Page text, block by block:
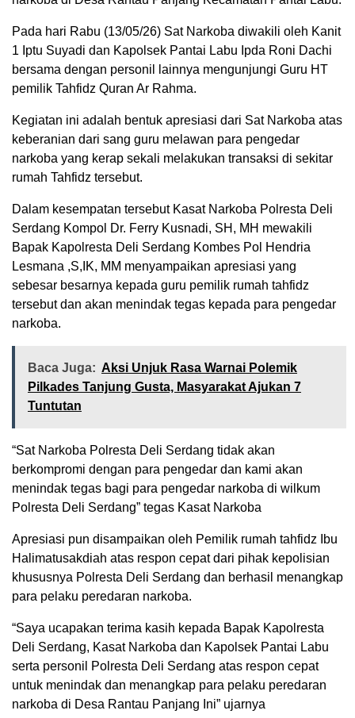
Pada hari Rabu (13/05/26) Sat Narkoba diwakili oleh Kanit
1 Iptu Suyadi dan Kapolsek Pantai Labu Ipda Roni Dachi
bersama dengan personil lainnya mengunjungi Guru HT
pemilik Tahfidz Quran Ar Rahma.
Kegiatan ini adalah bentuk apresiasi dari Sat Narkoba atas
keberanian dari sang guru melawan para pengedar
narkoba yang kerap sekali melakukan transaksi di sekitar
rumah Tahfidz tersebut.
Dalam kesempatan tersebut Kasat Narkoba Polresta Deli
Serdang Kompol Dr. Ferry Kusnadi, SH, MH mewakili
Bapak Kapolresta Deli Serdang Kombes Pol Hendria
Lesmana ,S,IK, MM menyampaikan apresiasi yang
sebesar besarnya kepada guru pemilik rumah tahfidz
tersebut dan akan menindak tegas kepada para pengedar
narkoba.
Baca Juga: Aksi Unjuk Rasa Warnai Polemik
Pilkades Tanjung Gusta, Masyarakat Ajukan 7
Tuntutan
“Sat Narkoba Polresta Deli Serdang tidak akan
berkompromi dengan para pengedar dan kami akan
menindak tegas bagi para pengedar narkoba di wilkum
Polresta Deli Serdang” tegas Kasat Narkoba
Apresiasi pun disampaikan oleh Pemilik rumah tahfidz Ibu
Halimatusakdiah atas respon cepat dari pihak kepolisian
khususnya Polresta Deli Serdang dan berhasil menangkap
para pelaku peredaran narkoba.
“Saya ucapakan terima kasih kepada Bapak Kapolresta
Deli Serdang, Kasat Narkoba dan Kapolsek Pantai Labu
serta personil Polresta Deli Serdang atas respon cepat
untuk menindak dan menangkap para pelaku peredaran
narkoba di Desa Rantau Panjang Ini” ujarnya